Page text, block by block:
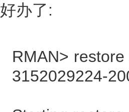
好办了:
RMAN>
3152029224-